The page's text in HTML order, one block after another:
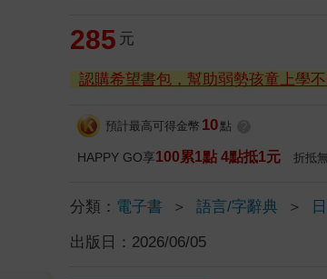
285 元
認購希望書包，幫助弱勢孩童上學不
預計最高可得金幣 10 點
HAPPY GO享100累1點 4點抵1元 折抵
分類： 電子書 ＞ 語言/字辭典 ＞
出版日： 2026/06/05